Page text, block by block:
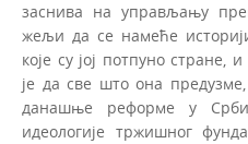
заснива на управљању
жељи да се намеће
које су јој потпуно стра­не,
је да све што она
данашње реформе у
идеологије тржишног